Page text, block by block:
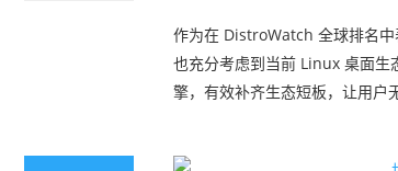
作为在 DistroWatch 全球排名中
也充分考虑到当前 Linux 桌面
擎，有效补齐生态短板，让用户